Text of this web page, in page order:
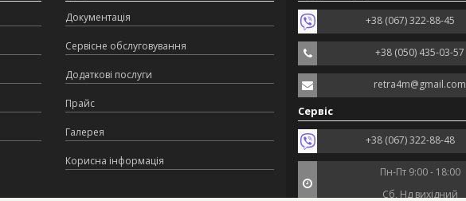
Документація
Сервісне обслуговування
Додаткові послуги
Прайс
Галерея
Корисна інформація
+38 (067) 322-88-45
+38 (050) 435-03-57
retra4m@gmail.com
Сервіс
+38 (067) 322-88-48
Пн-Пт 9:00 - 18:00
Сб, Нд вихідний